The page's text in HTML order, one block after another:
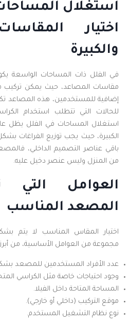
استغلال
اختيار
والكبيرة
في الفلل ذات المساحات الواسعة
مقاسات المصاعد، حيث يمكن تركيب
إضافية للمستخدمين، هذه المصاعد
للحالات التي تتطلب استخدام
استغلال المساحات في الفلل يظل
الكبيرة، حيث يجب توزيع الفراغات
باقي عناصر التصميم الداخلي،
من المنزل وليس عنصر دخيل عليه.
العوامل
المصعد المناسب
اختيار المقاس المناسب لا يتم
مجموعة من العوامل الأساسية، من
عدد الأفراد المستخدمين للمصعد
وجود احتياجات خاصة مثل الكراسي
المساحة المتاحة داخل الفيلا.
موقع التركيب (داخلي أو خارجي).
نوع نظام التشغيل المستخدم.